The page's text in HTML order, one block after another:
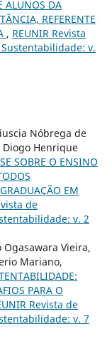
ALUNOS DA
REFERENTE
, REUNIR Revista
v.
Nóbrega de
Henrique
SOBRE O ENSINO
EM
de
v. 2
Ogasawara Vieira,
Mariano,
PARA O
Revista de
v. 7